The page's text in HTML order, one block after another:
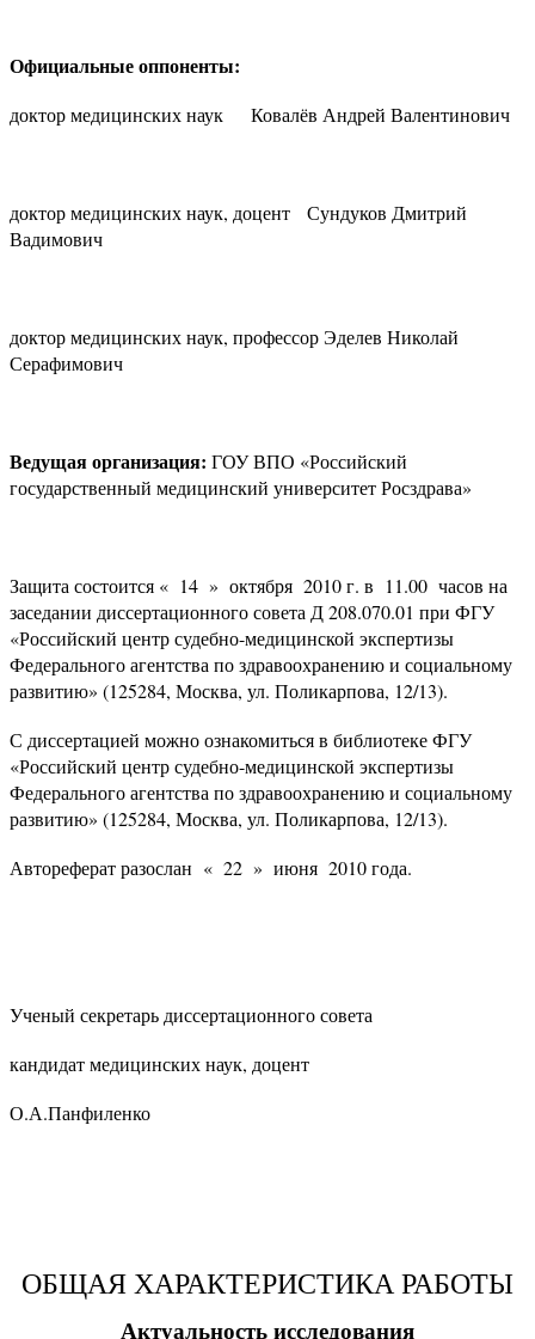
Официальные оппоненты:
доктор медицинских наук Ковалёв Андрей Валентинович
доктор медицинских наук, доцент Сундуков Дмитрий
Вадимович
доктор медицинских наук, профессор Эделев Николай
Серафимович
Ведущая организация: ГОУ ВПО «Российский
государственный медицинский университет Росздрава»
Защита состоится « 14 » октября 2010 г. в 11.00 часов на
заседании диссертационного совета Д 208.070.01 при ФГУ
«Российский центр судебно-медицинской экспертизы
Федерального агентства по здравоохранению и социальному
развитию» (125284, Москва, ул. Поликарпова, 12/13).
С диссертацией можно ознакомиться в библиотеке ФГУ
«Российский центр судебно-медицинской экспертизы
Федерального агентства по здравоохранению и социальному
развитию» (125284, Москва, ул. Поликарпова, 12/13).
Автореферат разослан « 22 » июня 2010 года.
Ученый секретарь диссертационного совета
кандидат медицинских наук, доцент
О.А.Панфиленко
ОБЩАЯ ХАРАКТЕРИСТИКА РАБОТЫ
Актуальность исследования